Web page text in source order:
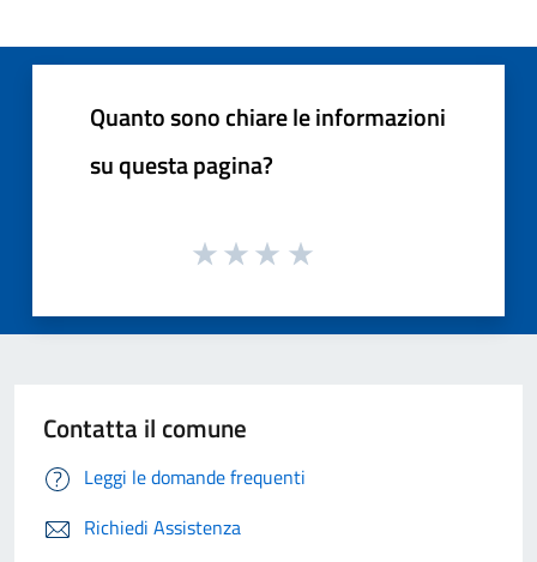
Quanto sono chiare le informazioni
su questa pagina?
Contatta il comune
Leggi le domande frequenti
Richiedi Assistenza